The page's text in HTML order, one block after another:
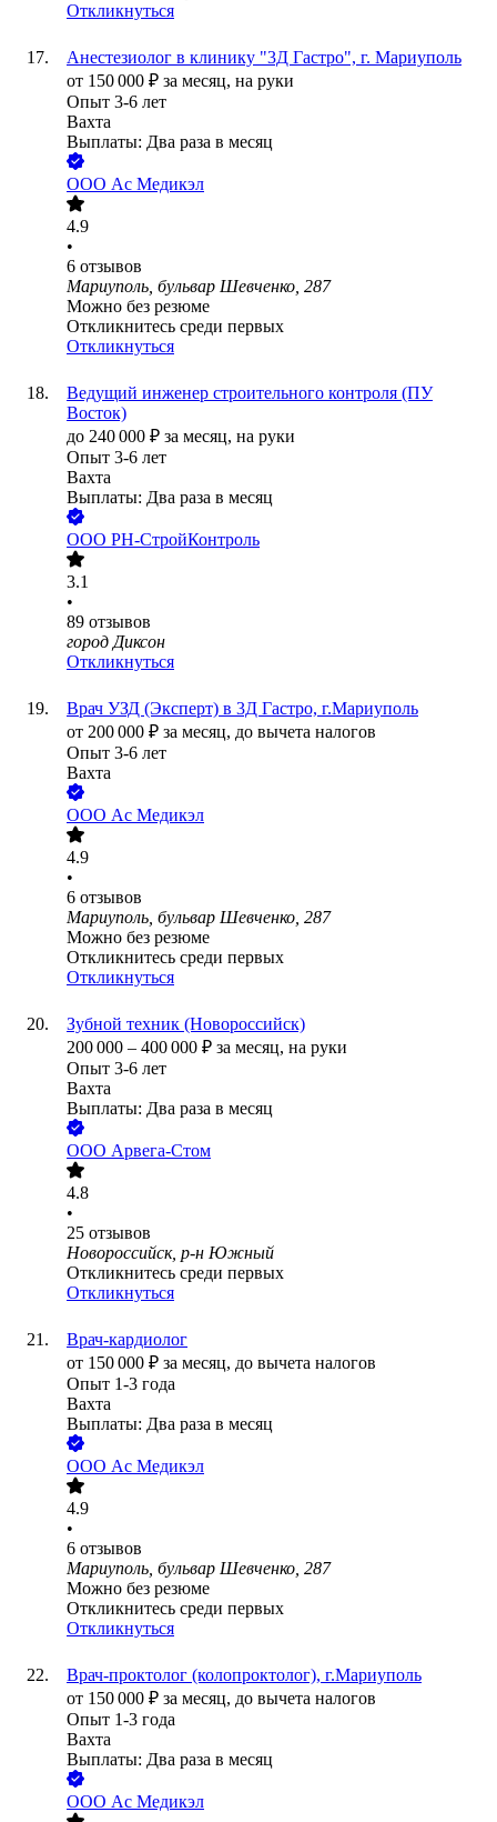
Откликнуться
Анестезиолог в клинику "3Д Гастро", г. Мариуполь
от 150 000 ₽ за месяц, на руки
Опыт 3-6 лет
Вахта
Выплаты: Два раза в месяц
ООО Ас Медикэл
4.9
•
6 отзывов
Мариуполь, бульвар Шевченко, 287
Можно без резюме
Откликнитесь среди первых
Откликнуться
Ведущий инженер строительного контроля (ПУ
Восток)
до 240 000 ₽ за месяц, на руки
Опыт 3-6 лет
Вахта
Выплаты: Два раза в месяц
ООО РН-СтройКонтроль
3.1
•
89 отзывов
город Диксон
Откликнуться
Врач УЗД (Эксперт) в 3Д Гастро, г.Мариуполь
от 200 000 ₽ за месяц, до вычета налогов
Опыт 3-6 лет
Вахта
ООО Ас Медикэл
4.9
•
6 отзывов
Мариуполь, бульвар Шевченко, 287
Можно без резюме
Откликнитесь среди первых
Откликнуться
Зубной техник (Новороссийск)
200 000 – 400 000 ₽ за месяц, на руки
Опыт 3-6 лет
Вахта
Выплаты: Два раза в месяц
ООО Арвега-Стом
4.8
•
25 отзывов
Новороссийск, р-н Южный
Откликнитесь среди первых
Откликнуться
Врач-кардиолог
от 150 000 ₽ за месяц, до вычета налогов
Опыт 1-3 года
Вахта
Выплаты: Два раза в месяц
ООО Ас Медикэл
4.9
•
6 отзывов
Мариуполь, бульвар Шевченко, 287
Можно без резюме
Откликнитесь среди первых
Откликнуться
Врач-проктолог (колопроктолог), г.Мариуполь
от 150 000 ₽ за месяц, до вычета налогов
Опыт 1-3 года
Вахта
Выплаты: Два раза в месяц
ООО Ас Медикэл